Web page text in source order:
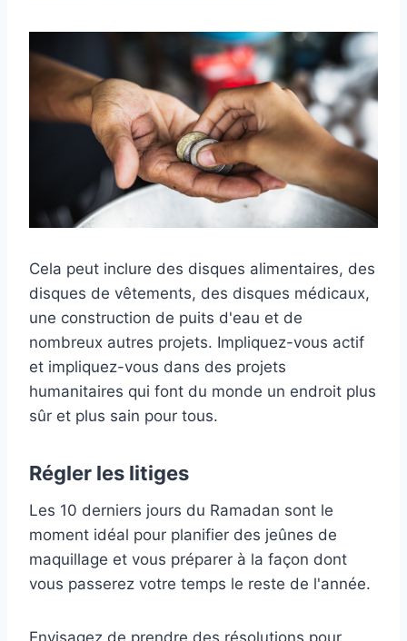
Cela peut inclure des disques alimentaires, des
disques de vêtements, des disques médicaux,
une construction de puits d'eau et de
nombreux autres projets. Impliquez-vous actif
et impliquez-vous dans des projets
humanitaires qui font du monde un endroit plus
sûr et plus sain pour tous.
Régler les litiges
Les 10 derniers jours du Ramadan sont le
moment idéal pour planifier des jeûnes de
maquillage et vous préparer à la façon dont
vous passerez votre temps le reste de l'année.
Envisagez de prendre des résolutions pour